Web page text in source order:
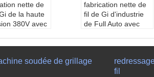
nette de
de la haute
380V avec
Machine de fa
fabrication nette de
fil de Gi d'industrie
de Full Auto avec
de Gi d'étagère de fi
l d'industrie de Full
soudée de grillage
fil